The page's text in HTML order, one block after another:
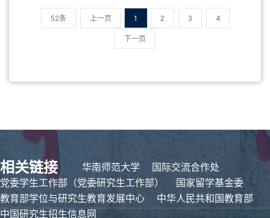
52条 上一页 1 2 3 4
下一页
相关链接 华南师范大学
国际交流合作处
党委学生工作部（党委研究生工作部）
国家留学基金委
教育部学位与研究生教育发展中心
中华人民共和国教育部
中国研究生招生信息网